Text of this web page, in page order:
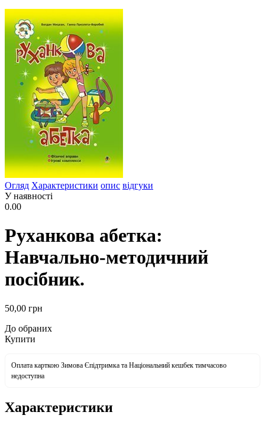
Огляд Характеристики опис відгуки
У наявності
0.00
Руханкова абетка:
Навчально-методичний
посібник.
50,00 грн
До обраних
Купити
Оплата карткою Зимова Єпідтримка та Національний кешбек тимчасово
недоступна
Характеристики